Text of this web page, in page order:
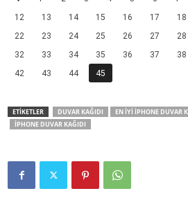
12
13 14 15 16 17 18
22
23 24 25 26 27 28
32
33 34 35 36 37 38
42
43 44 45
ETİKETLER DUVAR KAĞIDI EN İYI IPHONE DUVAR
IPHONE DUVAR KAĞIDI